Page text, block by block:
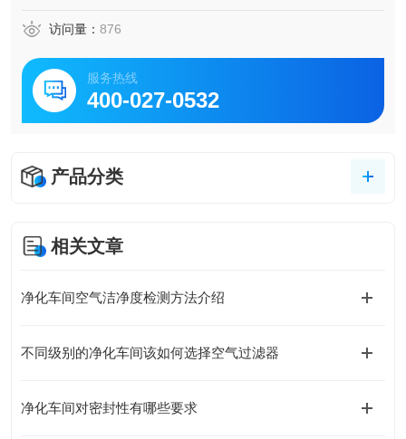
访问量： 876
服务热线
400-027-0532
产品分类
相关文章
净化车间空气洁净度检测方法介绍
不同级别的净化车间该如何选择空气过滤器
净化车间对密封性有哪些要求